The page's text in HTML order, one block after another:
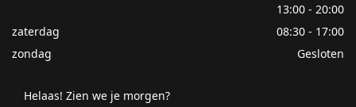
13:00 - 20:00
zaterdag
08:30 - 17:00
zondag
Gesloten
Helaas! Zien we je morgen?